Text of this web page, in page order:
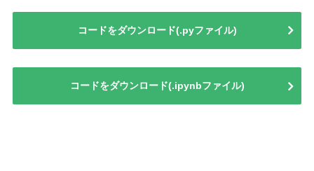
コードをダウンロード(.pyファイル)
コードをダウンロード(.ipynbファイル)